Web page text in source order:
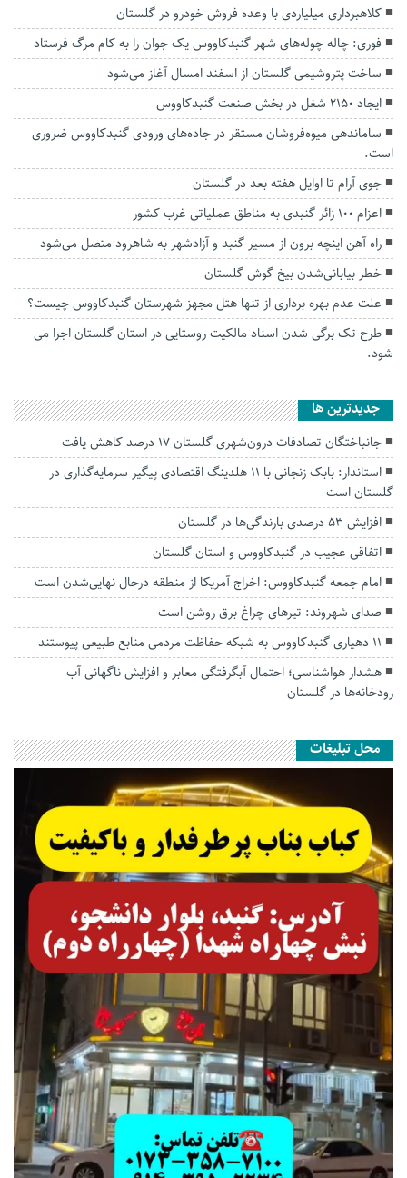
کلاهبرداری میلیاردی با وعده فروش خودرو در گلستان
فوری: چاله چوله‌های شهر گنبدکاووس یک جوان را به کام مرگ فرستاد
ساخت پتروشیمی گلستان از اسفند امسال آغاز می‌شود
ایجاد ۲۱۵۰ شغل در بخش صنعت گنبدکاووس
ساماندهی میوه‌فروشان مستقر در جاده‌های ورودی گنبدکاووس ضروری
است.
جوی آرام تا اوایل هفته بعد در گلستان
اعزام ۱۰۰ زائر گنبدی به مناطق عملیاتی غرب کشور
راه آهن اینچه برون از مسیر گنبد و آزادشهر به شاهرود متصل می‌شود
خطر بیابانی‌شدن بیخ گوش گلستان
علت عدم بهره برداری از تنها هتل مجهز شهرستان گنبدکاووس چیست؟
طرح تک برگی شدن اسناد مالکیت روستایی در استان گلستان اجرا می
شود.
جديدترين ها
جانباختگان تصادفات درون‌شهری گلستان ۱۷ درصد کاهش یافت
استاندار: بابک زنجانی با ۱۱ هلدینگ اقتصادی پیگیر سرمایه‌گذاری در
گلستان است
افزایش ۵۳ درصدی بارندگی‌ها در گلستان
اتفاقی عجیب در‌ گنبدکاووس و استان گلستان
امام جمعه گنبدکاووس: اخراج آمریکا از منطقه درحال نهایی‌شدن است
صدای شهروند: تیرهای چراغ برق روشن است
۱۱ دهیاری گنبدکاووس به شبکه حفاظت مردمی منابع طبیعی پیوستند
هشدار هواشناسی؛ احتمال آبگرفتگی معابر و افزایش ناگهانی آب
رودخانه‌ها در گلستان
محل تبلیغات